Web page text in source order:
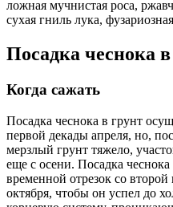
ложная мучнистая роса,
сухая гниль лука,
Посадка чеснока
Когда сажать
Посадка чеснока в грунт
первой декады апреля, но,
мерзлый грунт тяжело,
еще с осени. Посадка
временной отрезок со
октября, чтобы он успел до